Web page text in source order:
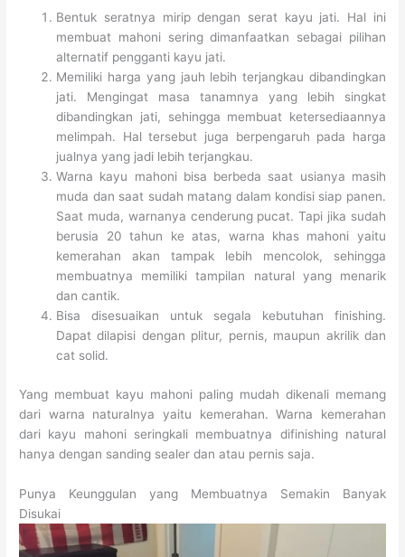
Bentuk seratnya mirip dengan serat kayu jati. Hal ini
membuat mahoni sering dimanfaatkan sebagai pilihan
alternatif pengganti kayu jati.
Memiliki harga yang jauh lebih terjangkau dibandingkan
jati. Mengingat masa tanamnya yang lebih singkat
dibandingkan jati, sehingga membuat ketersediaannya
melimpah. Hal tersebut juga berpengaruh pada harga
jualnya yang jadi lebih terjangkau.
Warna kayu mahoni bisa berbeda saat usianya masih
muda dan saat sudah matang dalam kondisi siap panen.
Saat muda, warnanya cenderung pucat. Tapi jika sudah
berusia 20 tahun ke atas, warna khas mahoni yaitu
kemerahan akan tampak lebih mencolok, sehingga
membuatnya memiliki tampilan natural yang menarik
dan cantik.
Bisa disesuaikan untuk segala kebutuhan finishing.
Dapat dilapisi dengan plitur, pernis, maupun akrilik dan
cat solid.
Yang membuat kayu mahoni paling mudah dikenali memang
dari warna naturalnya yaitu kemerahan. Warna kemerahan
dari kayu mahoni seringkali membuatnya difinishing natural
hanya dengan sanding sealer dan atau pernis saja.
Punya Keunggulan yang Membuatnya Semakin Banyak
Disukai